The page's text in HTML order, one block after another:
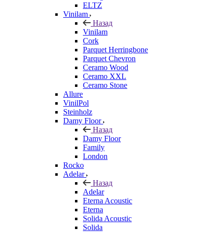
ELTZ
Vinilam
Назад
Vinilam
Cork
Parquet Herringbone
Parquet Chevron
Ceramo Wood
Ceramo XXL
Ceramo Stone
Allure
VinilPol
Steinholz
Damy Floor
Назад
Damy Floor
Family
London
Rocko
Adelar
Назад
Adelar
Eterna Acoustic
Eterna
Solida Acoustic
Solida